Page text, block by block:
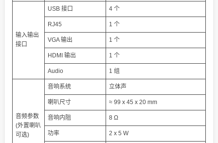
输入输出
接口
USB 接口 4 个
RJ45 1 个
VGA 输出 1 个
HDMI 输出 1 个
Audio 1 组
音频参数
(外置喇叭
可选)
音响系统 立体声
喇叭尺寸 ≈ 99 x 45 x 20 mm
音响内阻 8 Ω
功率 2 x 5 W